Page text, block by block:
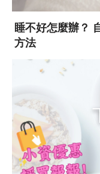
睡不好怎麼辦？
方法